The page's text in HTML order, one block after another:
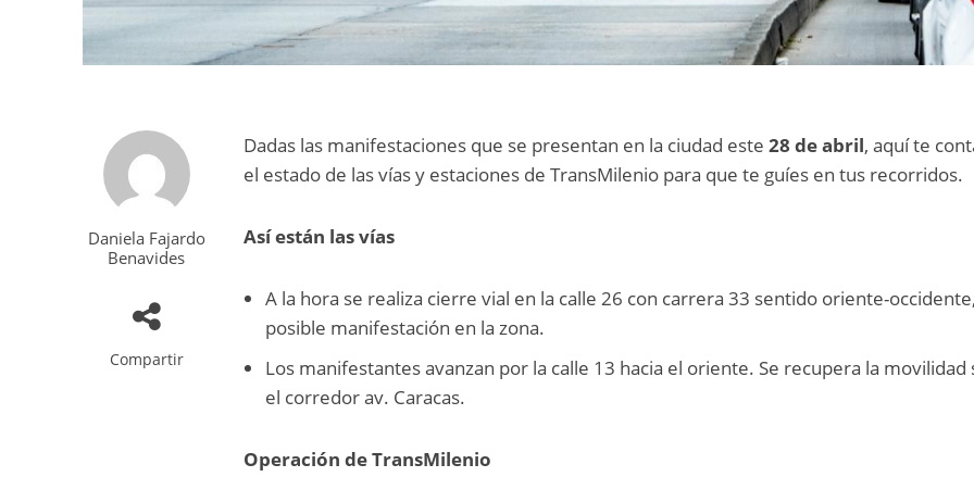
Daniela Fajardo
Benavides
Compartir
Dadas las manifestaciones que se presentan en la ciudad este28 de abril, aquí te
el estado de las vías y estaciones de TransMilenio para que te guíes en tus recorridos.
Así están las vías
A la hora se realiza cierre vial en la calle 26 con carrera 33 sentido oriente-
posible manifestación en la zona.
Los manifestantes avanzan por la calle 13 hacia el oriente. Se recupera la movilidad
el corredor av. Caracas.
Operación de TransMilenio